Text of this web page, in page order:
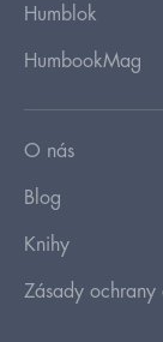
Humblok
HumbookMag
O nás
Blog
Knihy
Zásady ochrany